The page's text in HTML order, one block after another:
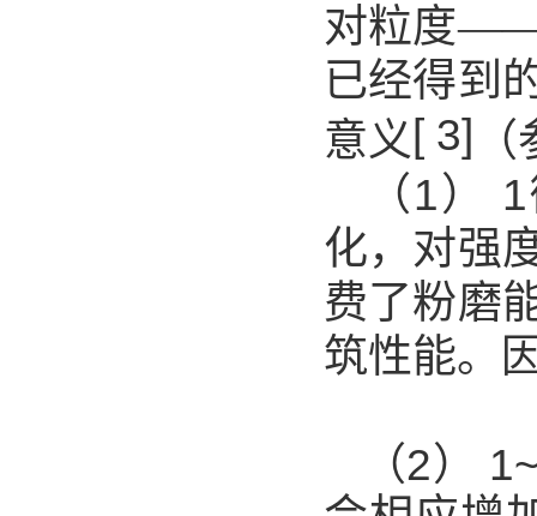
对粒度——
已经得到
意义[ 3]
（1） 1
化，对强
费了粉磨
筑性能。
（2）